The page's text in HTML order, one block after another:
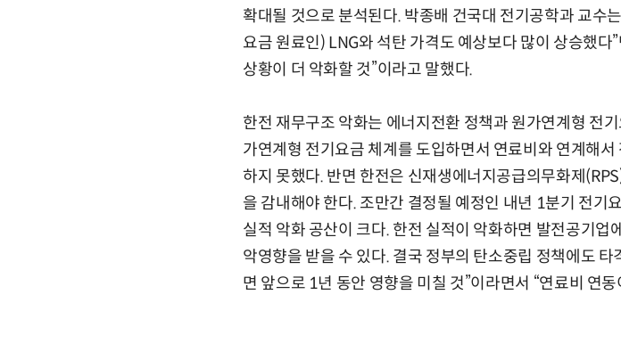
확대될 것으로 분석된다. 박종배 건국대 전기공학과 교수
요금 원료인) LNG와 석탄 가격도 예상보다 많이 상승했
상황이 더 악화할 것”이라고 말했다.
한전 재무구조 악화는 에너지전환 정책과 원가연계형 전
가연계형 전기요금 체계를 도입하면서 연료비와 연계해
하지 못했다. 반면 한전은 신재생에너지공급의무화제
을 감내해야 한다. 조만간 결정될 예정인 내년 1분기 전기
실적 악화 공산이 크다. 한전 실적이 악화하면 발전공기
악영향을 받을 수 있다. 결국 정부의 탄소중립 정책에도
면 앞으로 1년 동안 영향을 미칠 것”이라면서 “연료비 연